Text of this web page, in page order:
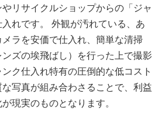
リサイクルショップからの「ジャ
れです。 外観が汚れている、あ
ラを安価で仕入れ、簡単な清掃
ンズの埃飛ばし）を行った上で撮影
ク仕入れ特有の圧倒的な低コスト
写真が組み合わさることで、利益
現実のものとなります。